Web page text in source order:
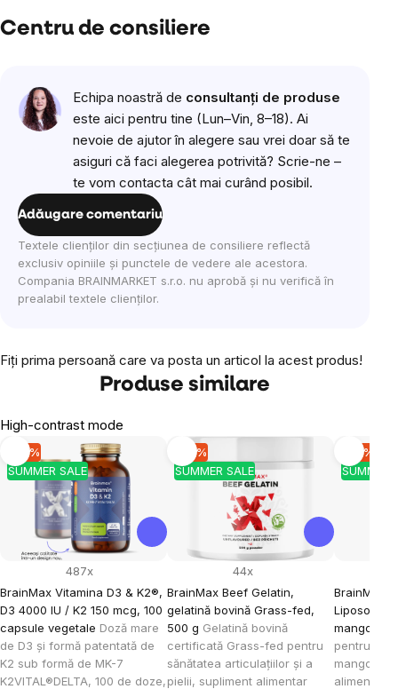
Centru de consiliere
Echipa noastră de consultanți de produse
este aici pentru tine (Lun–Vin, 8–18). Ai
nevoie de ajutor în alegere sau vrei doar să te
asiguri că faci alegerea potrivită? Scrie-ne –
te vom contacta cât mai curând posibil.
Adăugare comentariu
Textele clienților din secțiunea de consiliere reflectă
exclusiv opiniile și punctele de vedere ale acestora.
Compania BRAINMARKET s.r.o. nu aprobă și nu verifică în
prealabil textele clienților.
Fiţi prima persoană care va posta un articol la acest produs!
Produse similare
High-contrast mode
SUMMER SALE
-10 %
BrainMax Vitamina D3 & K2®,
D3 4000 IU / K2 150 mcg, 100
capsule vegetale Doză mare
de D3 și formă patentată de
K2 sub formă de MK-7
K2VITAL®DELTA, 100 de doze,
487x
SUMMER SALE
-10 %
BrainMax Beef Gelatin,
gelatină bovină Grass-fed,
500 g Gelatină bovină
certificată Grass-fed pentru
sănătatea articulațiilor și a
pielii, supliment alimentar
44x
SUMMER
-10 %
BrainMax
Liposomal
mango,
pentru
mango, 30
alimentar